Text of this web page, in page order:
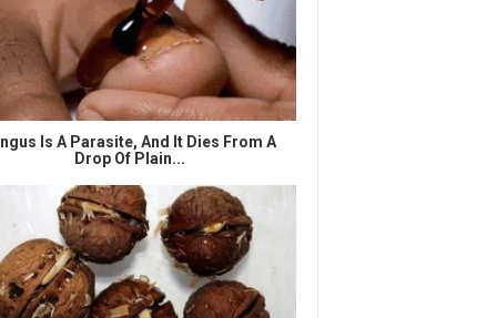
Is A Parasite, And It Dies From A
Drop Of Plain...